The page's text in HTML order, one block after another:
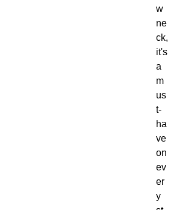
w
ne
ck,
it's
a
m
us
t-
ha
ve
on
ev
er
y